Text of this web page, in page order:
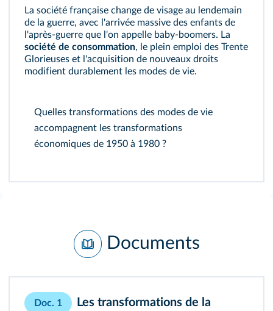
La société française change de visage au lendemain
de la guerre, avec l'arrivée massive des enfants de
l'après-guerre que l'on appelle baby-boomers. La
société de consommation, le plein emploi des Trente
Glorieuses et l'acquisition de nouveaux droits
modifient durablement les modes de vie.
Quelles transformations des modes de vie
accompagnent les transformations
économiques de 1950 à 1980 ?
Documents
Doc. 1
Les transformations de la